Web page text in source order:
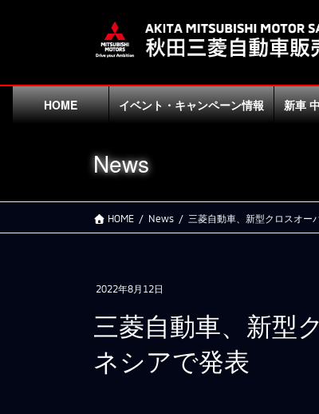
ツ
シ
HOME イベント・キャンペーン情報 新車
News
HOME News 三菱自動車、新型クロスオー
2022年8月12日
三菱自動車、新型
ネシアで発表